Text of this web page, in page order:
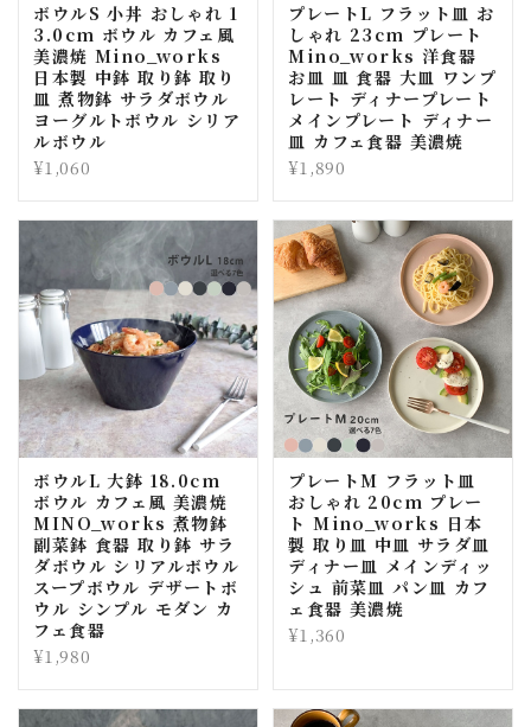
ボウルS 小丼 おしゃれ 1
3.0cm ボウル カフェ風
美濃焼 Mino_works
日本製 中鉢 取り鉢 取り
皿 煮物鉢 サラダボウル
ヨーグルトボウル シリア
ルボウル
¥1,060
プレートL フラット皿 お
しゃれ 23cm プレート
Mino_works 洋食器
お皿 皿 食器 大皿 ワンプ
レート ディナープレート
メインプレート ディナー
皿 カフェ食器 美濃焼
¥1,890
ボウルL 大鉢 18.0cm
ボウル カフェ風 美濃焼
MINO_works 煮物鉢
副菜鉢 食器 取り鉢 サラ
ダボウル シリアルボウル
スープボウル デザートボ
ウル シンプル モダン カ
フェ食器
¥1,980
プレートM フラット皿
おしゃれ 20cm プレー
ト Mino_works 日本
製 取り皿 中皿 サラダ皿
ディナー皿 メインディッ
シュ 前菜皿 パン皿 カフ
ェ食器 美濃焼
¥1,360